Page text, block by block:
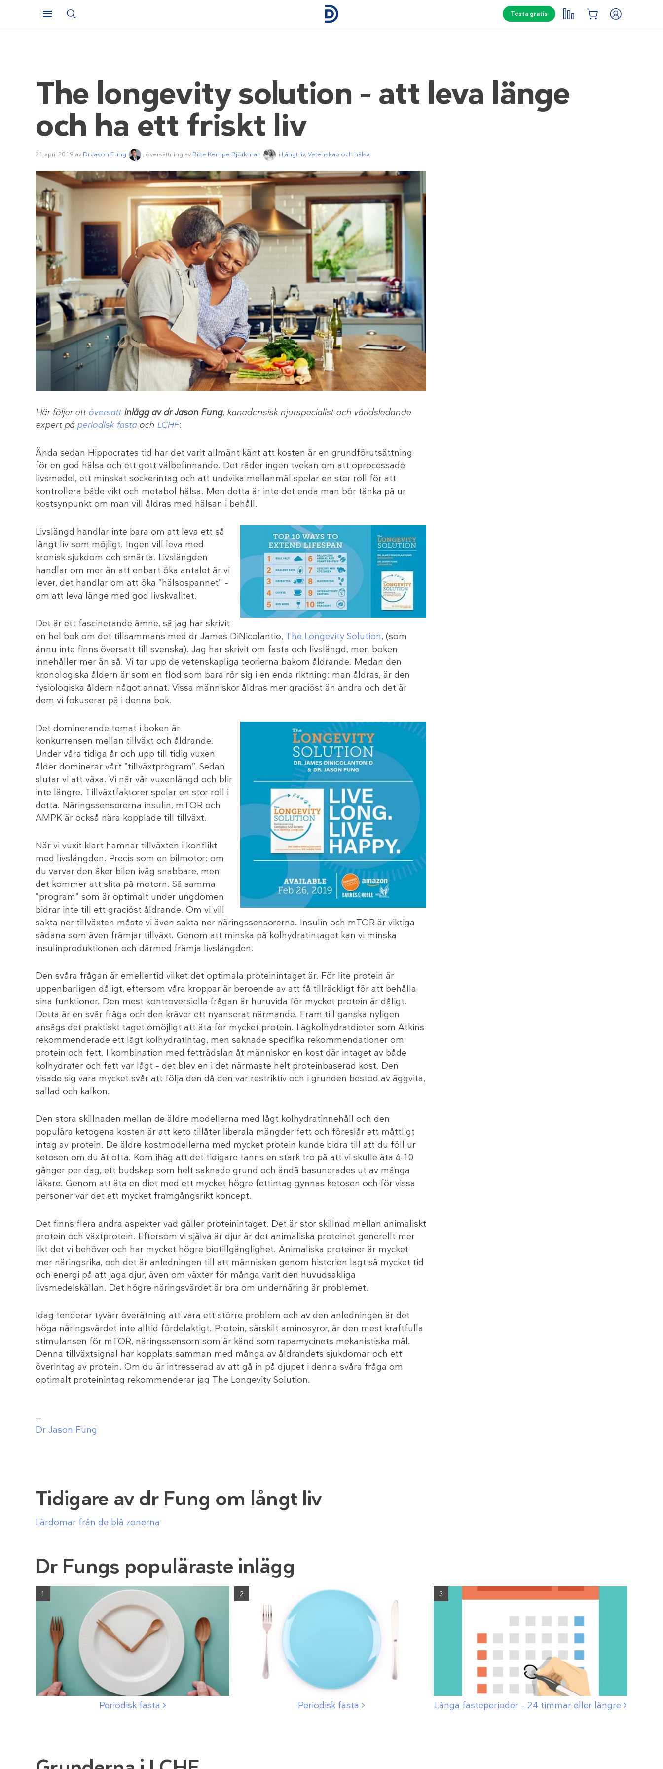
Testa gratis
The longevity solution – att leva länge
och ha ett friskt liv
21 april 2019 av Dr Jason Fung , översättning av Bitte Kempe Björkman i Långt liv,Vetenskap och hälsa
Här följer ett översattinlägg av dr Jason Fung, kanadensisk njurspecialist och världsledande
expert på periodisk fastaoch LCHF:
Ända sedan Hippocrates tid har det varit allmänt känt att kosten är en grundförutsättning
för en god hälsa och ett gott välbefinnande. Det råder ingen tvekan om att oprocessade
livsmedel, ett minskat sockerintag och att undvika mellanmål spelar en stor roll för att
kontrollera både vikt och metabol hälsa. Men detta är inte det enda man bör tänka på ur
kostsynpunkt om man vill åldras med hälsan i behåll.
Livslängd handlar inte bara om att leva ett så
långt liv som möjligt. Ingen vill leva med
kronisk sjukdom och smärta. Livslängden
handlar om mer än att enbart öka antalet år vi
lever, det handlar om att öka ”hälsospannet” –
om att leva länge med god livskvalitet.
Det är ett fascinerande ämne, så jag har skrivit
en hel bok om det tillsammans med dr James DiNicolantio, The Longevity Solution, (som
ännu inte finns översatt till svenska). Jag har skrivit om fasta och livslängd, men boken
innehåller mer än så. Vi tar upp de vetenskapliga teorierna bakom åldrande. Medan den
kronologiska åldern är som en flod som bara rör sig i en enda riktning: man åldras, är den
fysiologiska åldern något annat. Vissa människor åldras mer graciöst än andra och det är
dem vi fokuserar på i denna bok.
Det dominerande temat i boken är
konkurrensen mellan tillväxt och åldrande.
Under våra tidiga år och upp till tidig vuxen
ålder dominerar vårt ”tillväxtprogram”. Sedan
slutar vi att växa. Vi når vår vuxenlängd och blir
inte längre. Tillväxtfaktorer spelar en stor roll i
detta. Näringssensorerna insulin, mTOR och
AMPK är också nära kopplade till tillväxt.
När vi vuxit klart hamnar tillväxten i konflikt
med livslängden. Precis som en bilmotor: om
du varvar den åker bilen iväg snabbare, men
det kommer att slita på motorn. Så samma
”program” som är optimalt under ungdomen
bidrar inte till ett graciöst åldrande. Om vi vill
sakta ner tillväxten måste vi även sakta ner näringssensorerna. Insulin och mTOR är viktiga
sådana som även främjar tillväxt. Genom att minska på kolhydratintaget kan vi minska
insulinproduktionen och därmed främja livslängden.
Den svåra frågan är emellertid vilket det optimala proteinintaget är. För lite protein är
uppenbarligen dåligt, eftersom våra kroppar är beroende av att få tillräckligt för att behålla
sina funktioner. Den mest kontroversiella frågan är huruvida för mycket protein är dåligt.
Detta är en svår fråga och den kräver ett nyanserat närmande. Fram till ganska nyligen
ansågs det praktiskt taget omöjligt att äta för mycket protein. Lågkolhydratdieter som Atkins
rekommenderade ett lågt kolhydratintag, men saknade specifika rekommendationer om
protein och fett. I kombination med fetträdslan åt människor en kost där intaget av både
kolhydrater och fett var lågt – det blev en i det närmaste helt proteinbaserad kost. Den
visade sig vara mycket svår att följa den då den var restriktiv och i grunden bestod av äggvita,
sallad och kalkon.
Den stora skillnaden mellan de äldre modellerna med lågt kolhydratinnehåll och den
populära ketogena kosten är att keto tillåter liberala mängder fett och föreslår ett måttligt
intag av protein. De äldre kostmodellerna med mycket protein kunde bidra till att du föll ur
ketosen om du åt ofta. Kom ihåg att det tidigare fanns en stark tro på att vi skulle äta 6-10
gånger per dag, ett budskap som helt saknade grund och ändå basunerades ut av många
läkare. Genom att äta en diet med ett mycket högre fettintag gynnas ketosen och för vissa
personer var det ett mycket framgångsrikt koncept.
Det finns flera andra aspekter vad gäller proteinintaget. Det är stor skillnad mellan animaliskt
protein och växtprotein. Eftersom vi själva är djur är det animaliska proteinet generellt mer
likt det vi behöver och har mycket högre biotillgänglighet. Animaliska proteiner är mycket
mer näringsrika, och det är anledningen till att människan genom historien lagt så mycket tid
och energi på att jaga djur, även om växter för många varit den huvudsakliga
livsmedelskällan. Det högre näringsvärdet är bra om undernäring är problemet.
Idag tenderar tyvärr överätning att vara ett större problem och av den anledningen är det
höga näringsvärdet inte alltid fördelaktigt. Protein, särskilt aminosyror, är den mest kraftfulla
stimulansen för mTOR, näringssensorn som är känd som rapamycinets mekanistiska mål.
Denna tillväxtsignal har kopplats samman med många av åldrandets sjukdomar och ett
överintag av protein. Om du är intresserad av att gå in på djupet i denna svåra fråga om
optimalt proteinintag rekommenderar jag The Longevity Solution.
—
Dr Jason Fung
Tidigare av dr Fung om långt liv
Lärdomar från de blå zonerna
Dr Fungs populäraste inlägg
1
Periodisk fasta
2
Periodisk fasta
3
Långa fasteperioder – 24 timmar eller längre